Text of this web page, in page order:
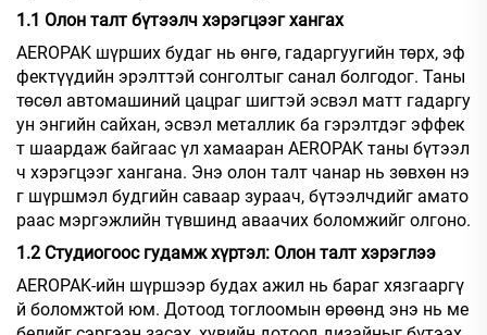
1.1 Олон талт бүтээлч хэрэгцээг хангах
AEROPAK шүрших будаг нь өнгө, гадаргуугийн төрх, эф
фектүүдийн эрэлттэй сонголтыг санал болгодог. Таны
төсөл автомашиний цацраг шигтэй эсвэл матт гадаргу
ун энгийн сайхан, эсвэл металлик ба гэрэлтдэг эффек
т шаардаж байгаас үл хамааран AEROPAK таны бүтээл
ч хэрэгцээг хангана. Энэ олон талт чанар нь зөвхөн нэ
г шүршмэл будгийн саваар зураач, бүтээлчдийг амато
раас мэргэжлийн түвшинд аваачих боломжийг олгоно.
1.2 Студиогоос гудамж хүртэл: Олон талт хэрэглээ
AEROPAK-ийн шүршээр будах ажил нь бараг хязгааргү
й боломжтой юм. Дотоод тоглоомын өрөөнд энэ нь ме